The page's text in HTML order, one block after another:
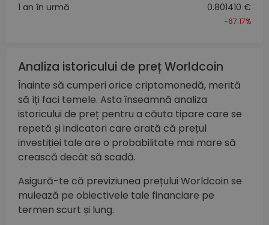
1 an în urmă 0.801410 €
-67.17%
Analiza istoricului de preț Worldcoin
Înainte să cumperi orice criptomonedă, merită
să îți faci temele. Asta înseamnă analiza
istoricului de preț pentru a căuta tipare care se
repetă și indicatori care arată că prețul
investiției tale are o probabilitate mai mare să
crească decât să scadă.
Asigură-te că previziunea prețului Worldcoin se
mulează pe obiectivele tale financiare pe
termen scurt și lung.